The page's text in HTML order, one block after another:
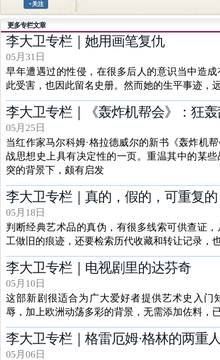
+关注
更多专栏文章
李大卫专栏｜她用画笔复仇
05月31日
早年遭遇过的性侵，在很多后人的意识当中造
此受害，也因此留名史册。然而她的生平事迹，
李大卫专栏｜《轰炸机帮会》：狂
05月25日
当红作家马尔科姆·格拉德威尔的新书《轰炸机
战思想史上具有决定性的一页。重温其中的某
突的背景下，颇有启发
李大卫专栏｜真的，假的，可重复的
05月18日
判断经典艺术品的真伪，有很多线索可供查证
工做旧的痕迹，还要检索历代收藏和转让记录，
李大卫专栏｜电视剧里的达芬奇
05月10日
这部新剧很适合为广大爱好者提供艺术史入门
辱，加上欧洲动荡多彩的背景，无需添加佐料，
李大卫专栏｜格雷厄姆·格林的两重
05月06日